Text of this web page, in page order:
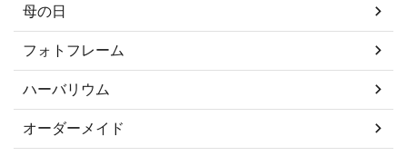
母の日
フォトフレーム
ハーバリウム
オーダーメイド